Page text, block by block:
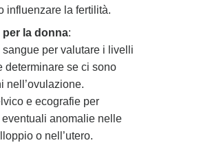
influenzare la fertilità.
per la donna:
sangue per valutare i livelli
determinare se ci sono
nell’ovulazione.
e ecografie per
anomalie nelle
o nell’utero.